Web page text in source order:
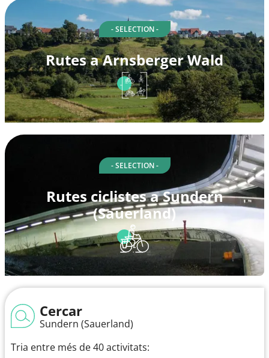
- SELECTION -
Rutes a Arnsberger Wald
- SELECTION -
Rutes ciclistes a Sundern
(Sauerland)
Cercar
Sundern (Sauerland)
Tria entre més de 40 activitats: